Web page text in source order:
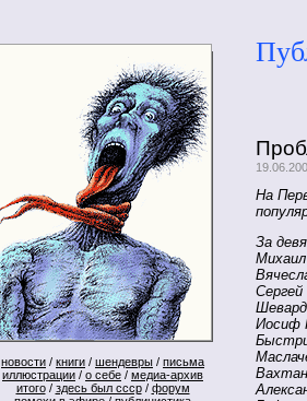
новости / книги / шендевры / письма
иллюстрации / о себе / медиа-архив
итого/ здесь был ссср/ форум
На
За
Иосиф